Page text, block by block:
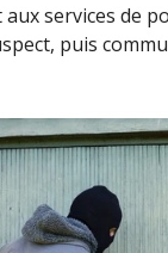
services de
puis